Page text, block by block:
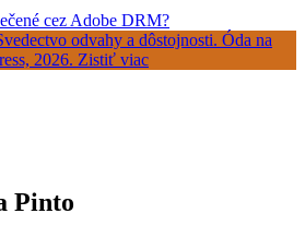
cez Adobe DRM?
Pinto